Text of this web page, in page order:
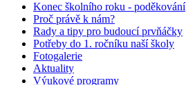
Konec školního roku - poděkování
Proč právě k nám?
Rady a tipy pro budoucí prvňáčky
Potřeby do 1. ročníku naší školy
Fotogalerie
Aktuality
Výukové programy